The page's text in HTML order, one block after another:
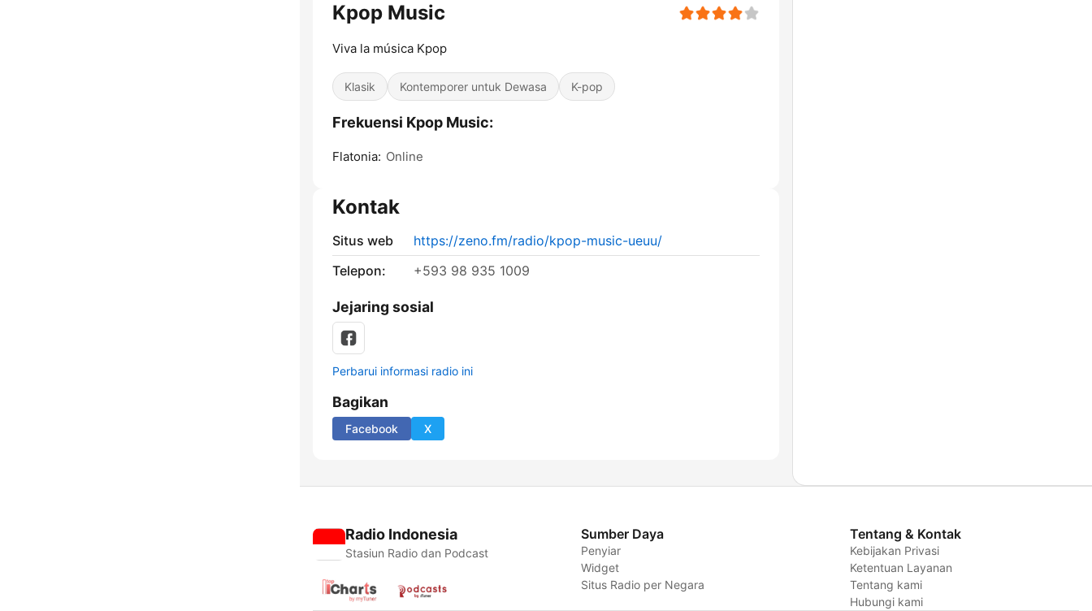
Kpop Music
Viva la música Kpop
Klasik Kontemporer untuk Dewasa K-pop
Frekuensi Kpop Music:
Flatonia: Online
Kontak
Situs web
https://zeno.fm/radio/kpop-music-ueuu/
Telepon:
+593 98 935 1009
Jejaring sosial
Perbarui informasi radio ini
Bagikan
Facebook X
Radio Indonesia
Stasiun Radio dan Podcast
Sumber Daya
Penyiar
Widget
Situs Radio per Negara
Tentang & Kontak
Kebijakan Privasi
Ketentuan Layanan
Tentang kami
Hubungi kami